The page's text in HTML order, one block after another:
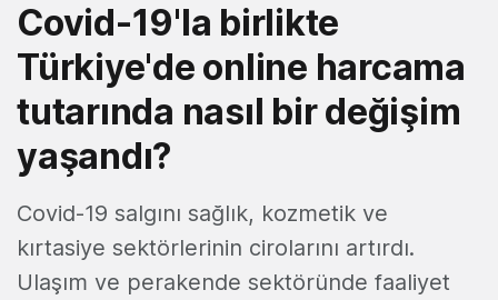
Covid-19'la birlikte
Türkiye'de online harcama
tutarında nasıl bir değişim
yaşandı?
Covid-19 salgını sağlık, kozmetik ve
kırtasiye sektörlerinin cirolarını artırdı.
Ulaşım ve perakende sektöründe faaliyet